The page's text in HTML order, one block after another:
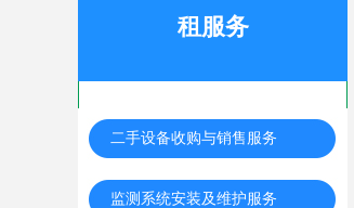
租服务
二手设备收购与销售服务
监测系统安装及维护服务